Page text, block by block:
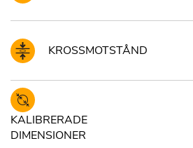
KROSSMOTSTÅND
KALIBRERADE
DIMENSIONER